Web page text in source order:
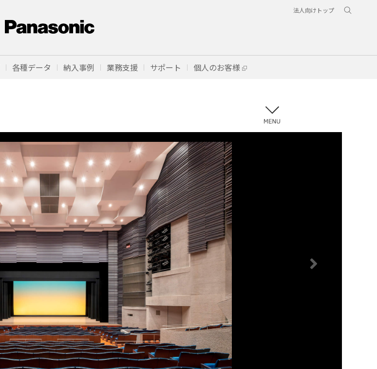
法人向けトップ
各種データ 納入事例 業務支援 サポート 個人のお客様